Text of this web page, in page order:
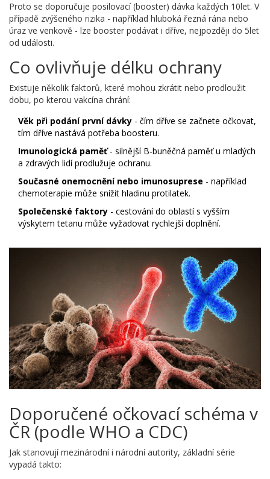
Proto se doporučuje posilovací (booster) dávka každých 10let. V
případě zvýšeného rizika - například hluboká řezná rána nebo
úraz ve venkově - lze booster podávat i dříve, nejpozději do 5let
od události.
Co ovlivňuje délku ochrany
Existuje několik faktorů, které mohou zkrátit nebo prodloužit
dobu, po kterou vakcína chrání:
Věk při podání první dávky - čím dříve se začnete očkovat,
tím dříve nastává potřeba boosteru.
Imunologická paměť- silnější B‑buněčná paměť u mladých
a zdravých lidí prodlužuje ochranu.
Současné onemocnění nebo imunosuprese - například
chemoterapie může snížit hladinu protilatek.
Společenské faktory - cestování do oblastí s vyšším
výskytem tetanu může vyžadovat rychlejší doplnění.
Doporučené očkovací schéma v
ČR (podle WHO a CDC)
Jak stanovují mezinárodní i národní autority, základní série
vypadá takto: